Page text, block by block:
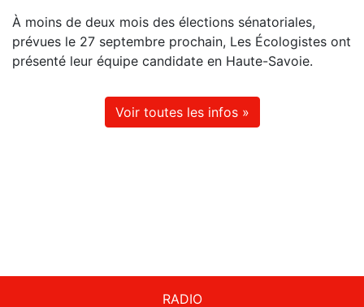
À moins de deux mois des élections sénatoriales,
prévues le 27 septembre prochain, Les Écologistes ont
présenté leur équipe candidate en Haute-Savoie.
Voir toutes les infos »
RADIO